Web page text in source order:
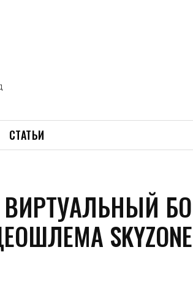
СТАТЬИ
SKYZONE